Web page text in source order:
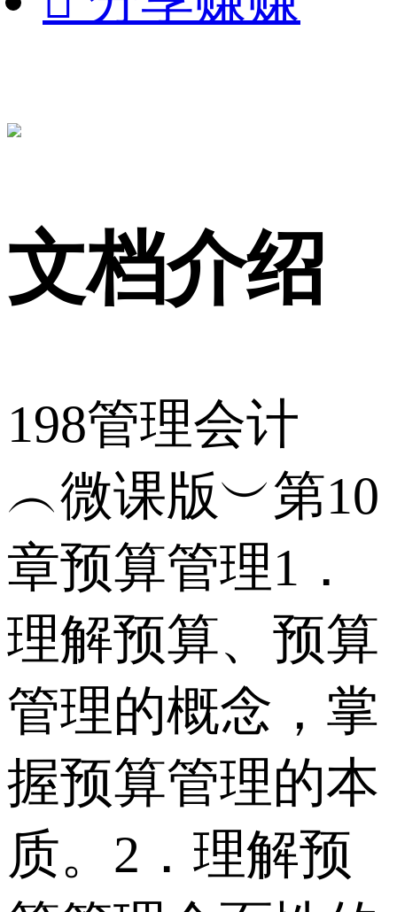
文档介绍
198管理会计
︵微课版︶第10
章预算管理1．
理解预算、预算
管理的概念，掌
握预算管理的本
质。2．理解预